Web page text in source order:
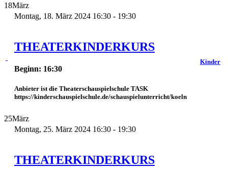
18März
Montag, 18. März 2024 16:30 - 19:30
THEATERKINDERKURS
Beginn: 16:30
Anbieter ist die Theaterschauspielschule TASK
https://kinderschauspielschule.de/schauspielunterricht/koeln
Kinder
25März
Montag, 25. März 2024 16:30 - 19:30
THEATERKINDERKURS